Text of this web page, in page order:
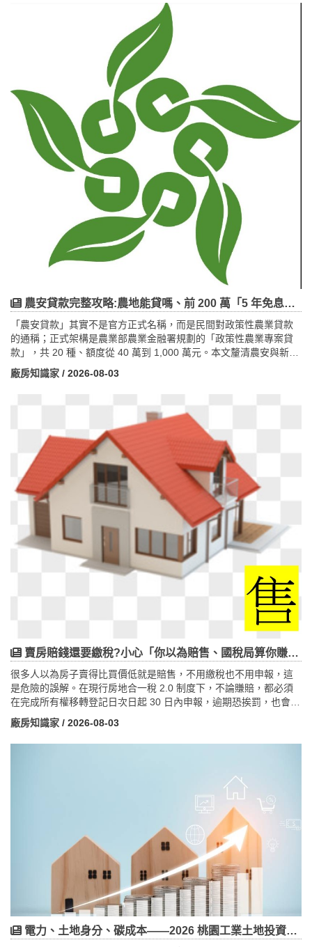
廠辦需求；泰山具價格補漲潛力；五股憑藉交流道、台北港與區位
優勢，成為台北都會重要產業腹地。本文從房地產角度分析各區發
展定位、產業鏈連動及投資注意事項，協助掌握新北工業土地未來
農安貸款完整攻略:農地能貸嗎、前 200 萬「5 年免息」怎麼申請?資格成數與 8 大問答一次看懂
「農安貸款」其實不是官方正式名稱，而是民間對政策性農業貸款
的通稱；正式架構是農業部農業金融署規劃的「政策性農業專案貸
款」，共 20 種、額度從 40 萬到 1,000 萬元。本文釐清農安與新青
安的根本差異，並更新最重要的利多——青壯年農民從農貸款，18
至 45 歲實際從農者（不一定要農保）最高可貸 500 萬至 1,000 萬
八成」的迷思，說明農會、銀行與民間管道的真實成數與利率差
異，並揭露一個少人談的關鍵：因農地法拍流動性差、變現慢，銀
行往往從源頭壓低成數。文末整理影響成數的因素、最容易被退件
的情況，以及 8 題常見問答，協助購地與申貸前做足準備。
廠房知識家 / 2026-08-03
賣房賠錢還要繳稅?小心「你以為賠售、國稅局算你賺」的三大房地合一稅陷阱
很多人以為房子賣得比買價低就是賠售，不用繳稅也不用申報，這
是危險的誤解。在現行房地合一稅 2.0 制度下，不論賺賠，都必須
在完成所有權移轉登記日次日起 30 日內申報，逾期恐挨罰，也會錯
失把虧損拿去抵稅的權益。本文提醒賠售族最容易踩的三大陷阱：
一是繼承或受贈的房子，成本以繼承/受贈時的公告現值計算，遠低
於市價，「你以為賠售、國稅局卻算你賺」，短期出售還可能吃
年內抵減其他房地交易所得，形同一張「3 年有效的稅務抵用券」。
文末並整理費用能列與不能列、自住優惠 6 年條件、持有期間併計
等合法節稅重點與出售前檢查清單，協助屋主精準試算、避免多繳
廠房知識家 / 2026-08-03
電力、土地身分、碳成本——2026 桃園工業土地投資完整評估指南